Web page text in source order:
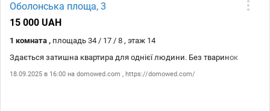
27.10 https://domowed.com/
Оболонська площа, 3
15 000 UAH
1 комната , площадь 34 / 17 / 8 , этаж 14
Здається затишна квартира для однієї людини. Без тваринок
18.09.2025 в 16:00 на domowed.com , https://domowed.com/